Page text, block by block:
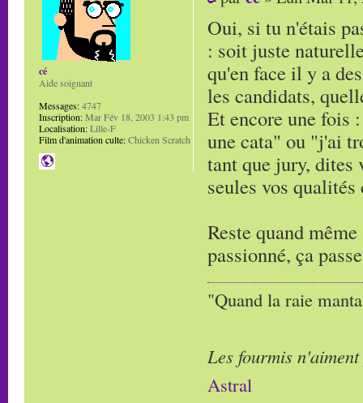
Oui, si tu n'étais
: soit juste
qu'en face il y a
les candidats,
Et encore une fois
une cata" ou "j'ai
tant que jury, dites
seules vos
Reste quand
passionné, ça
"Quand la raie
Les fourmis
Astral
cé
Aide soignant
Messages:4747
Inscription:Mar Fév 18, 2003 1:43 pm
Localisation:Lille-F
Film d'animation culte:Chicken Scratch